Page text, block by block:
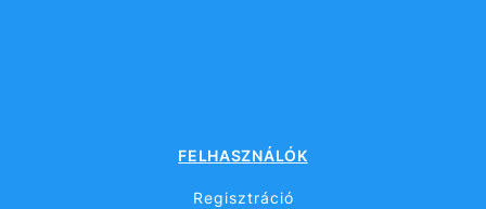
FELHASZNÁLÓK
Regisztráció